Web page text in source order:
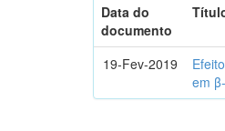
Data do
documento
19-Fev-2019
em